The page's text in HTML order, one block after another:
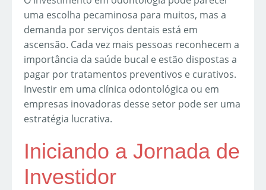
uma escolha pecaminosa para muitos, mas a
demanda por serviços dentais está em
ascensão. Cada vez mais pessoas reconhecem a
importância da saúde bucal e estão dispostas a
pagar por tratamentos preventivos e curativos.
Investir em uma clínica odontológica ou em
empresas inovadoras desse setor pode ser uma
estratégia lucrativa.
Iniciando a Jornada de
Investidor